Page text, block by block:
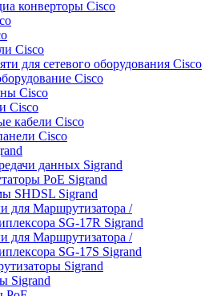
конверторы Cisco
Cisco
для сетевого оборудования Cisco
Cisco
Cisco
Cisco
кабели Cisco
Cisco
данных Sigrand
PoE Sigrand
SHDSL Sigrand
для Маршрутизатора /
SG-17R Sigrand
для Маршрутизатора /
SG-17S Sigrand
Sigrand
Sigrand